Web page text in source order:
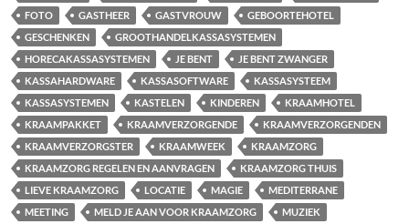
FOTO
GASTHEER GASTVROUW
GEBOORTEHOTEL
GESCHENKEN
GROOTHANDELKASSASYSTEMEN
HORECAKASSASYSTEMEN
JE BENT
JE BENT ZWANGER
KASSAHARDWARE
KASSASOFTWARE
KASSASYSTEEM
KASSASYSTEMEN
KASTELEN KINDEREN
KRAAMHOTEL
KRAAMPAKKET
KRAAMVERZORGENDE
KRAAMVERZORGENDEN
KRAAMVERZORGSTER
KRAAMWEEK
KRAAMZORG
KRAAMZORG REGELEN EN AANVRAGEN
KRAAMZORG THUIS
LIEVE KRAAMZORG
LOCATIE MAGIE
MEDITERRANE
MEETING
MELD JE AAN VOOR KRAAMZORG
MUZIEK